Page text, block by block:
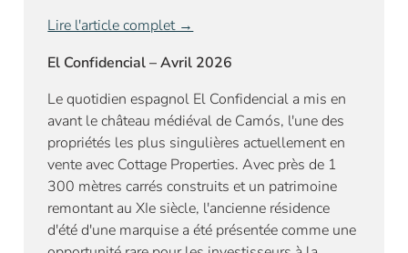
Lire l'article complet →
El Confidencial – Avril 2026
Le quotidien espagnol El Confidencial a mis en
avant le château médiéval de Camós, l'une des
propriétés les plus singulières actuellement en
vente avec Cottage Properties. Avec près de 1
300 mètres carrés construits et un patrimoine
remontant au XIe siècle, l'ancienne résidence
d'été d'une marquise a été présentée comme une